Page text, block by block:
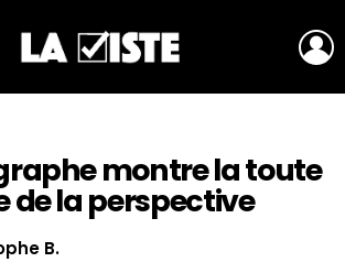
montre la toute
de la perspective
B.